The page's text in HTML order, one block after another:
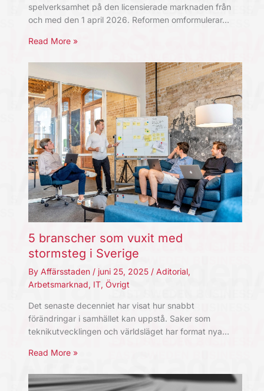
spelverksamhet på den licensierade marknaden från
och med den 1 april 2026. Reformen omformulerar…
Read More »
5 branscher som vuxit med
stormsteg i Sverige
By Affärsstaden / juni 25, 2025 / Aditorial,
Arbetsmarknad, IT, Övrigt
Det senaste decenniet har visat hur snabbt
förändringar i samhället kan uppstå. Saker som
teknikutvecklingen och världsläget har format nya…
Read More »